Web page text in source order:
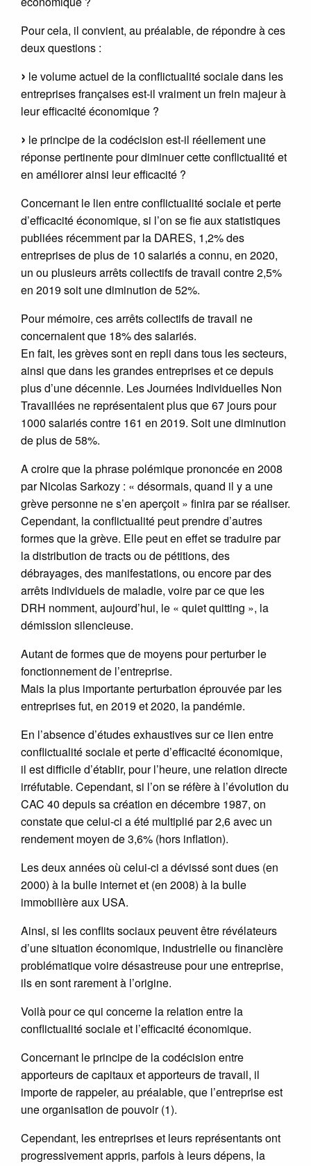
Pour cela, il convient, au préalable, de répondre à ces
deux questions :
le volume actuel de la conflictualité sociale dans les
entreprises françaises est-il vraiment un frein majeur à
leur efficacité économique ?
le principe de la codécision est-il réellement une
réponse pertinente pour diminuer cette conflictualité et
en améliorer ainsi leur efficacité ?
Concernant le lien entre conflictualité sociale et perte
d’efficacité économique, si l’on se fie aux statistiques
publiées récemment par la DARES, 1,2% des
entreprises de plus de 10 salariés a connu, en 2020,
un ou plusieurs arrêts collectifs de travail contre 2,5%
en 2019 soit une diminution de 52%.
Pour mémoire, ces arrêts collectifs de travail ne
concernaient que 18% des salariés.
En fait, les grèves sont en repli dans tous les secteurs,
ainsi que dans les grandes entreprises et ce depuis
plus d’une décennie. Les Journées Individuelles Non
Travaillées ne représentaient plus que 67 jours pour
1000 salariés contre 161 en 2019. Soit une diminution
de plus de 58%.
A croire que la phrase polémique prononcée en 2008
par Nicolas Sarkozy : « désormais, quand il y a une
grève personne ne s’en aperçoit » finira par se réaliser.
Cependant, la conflictualité peut prendre d’autres
formes que la grève. Elle peut en effet se traduire par
la distribution de tracts ou de pétitions, des
débrayages, des manifestations, ou encore par des
arrêts individuels de maladie, voire par ce que les
DRH nomment, aujourd’hui, le « quiet quitting », la
démission silencieuse.
Autant de formes que de moyens pour perturber le
fonctionnement de l’entreprise.
Mais la plus importante perturbation éprouvée par les
entreprises fut, en 2019 et 2020, la pandémie.
En l’absence d’études exhaustives sur ce lien entre
conflictualité sociale et perte d’efficacité économique,
il est difficile d’établir, pour l’heure, une relation directe
irréfutable. Cependant, si l’on se réfère à l’évolution du
CAC 40 depuis sa création en décembre 1987, on
constate que celui-ci a été multiplié par 2,6 avec un
rendement moyen de 3,6% (hors inflation).
Les deux années où celui-ci a dévissé sont dues (en
2000) à la bulle internet et (en 2008) à la bulle
immobilière aux USA.
Ainsi, si les conflits sociaux peuvent être révélateurs
d’une situation économique, industrielle ou financière
problématique voire désastreuse pour une entreprise,
ils en sont rarement à l’origine.
Voilà pour ce qui concerne la relation entre la
conflictualité sociale et l’efficacité économique.
Concernant le principe de la codécision entre
apporteurs de capitaux et apporteurs de travail, il
importe de rappeler, au préalable, que l’entreprise est
une organisation de pouvoir (1).
Cependant, les entreprises et leurs représentants ont
progressivement appris, parfois à leurs dépens, la